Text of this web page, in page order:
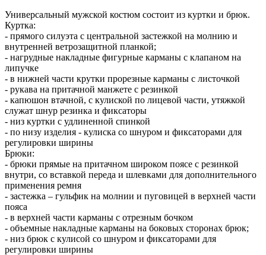
Универсальный мужской костюм состоит из куртки и брюк.
Куртка:
- прямого силуэта с центральной застежкой на молнию и
внутренней ветрозащитной планкой;
- нагрудные накладные фигурные карманы с клапаном на
липучке
- в нижней части крутки прорезные карманы с листочкой
- рукава на притачной манжете с резинкой
- капюшон втачной, с кулиской по лицевой части, утяжкой
служат шнур резинка и фиксаторы
- низ куртки с удлиненной спинкой
- по низу изделия - кулиска со шнуром и фиксаторами для
регулировки ширины
Брюки:
- брюки прямые на притачном широком поясе с резинкой
внутри, со вставкой переда и шлевками для дополнительного
применения ремня
- застежка – гульфик на молнии и пуговицей в верхней части
пояса
- в верхней части карманы с отрезным бочком
- объемные накладные карманы на боковых сторонах брюк;
- низ брюк с кулисой со шнуром и фиксаторами для
регулировки ширины